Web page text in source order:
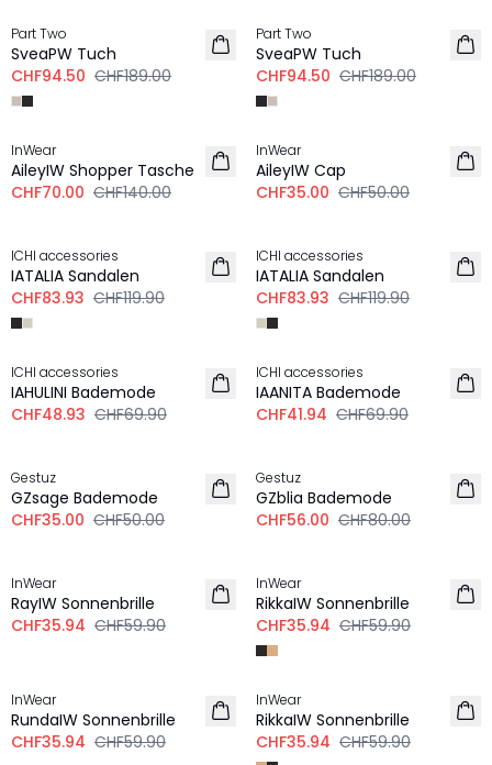
Part Two
SveaPW Tuch
CHF94.50 CHF189.00
Part Two
SveaPW Tuch
CHF94.50 CHF189.00
-50%
InWear
AileyIW Shopper Tasche
CHF70.00 CHF140.00
-30%
InWear
AileyIW Cap
CHF35.00 CHF50.00
ICHI accessories
IATALIA Sandalen
CHF83.93 CHF119.90
ICHI accessories
IATALIA Sandalen
CHF83.93 CHF119.90
-30%
ICHI accessories
IAHULINI Bademode
CHF48.93 CHF69.90
-40%
ICHI accessories
IAANITA Bademode
CHF41.94 CHF69.90
Gestuz
GZsage Bademode
CHF35.00 CHF50.00
Gestuz
GZblia Bademode
CHF56.00 CHF80.00
InWear
RayIW Sonnenbrille
CHF35.94 CHF59.90
InWear
RikkaIW Sonnenbrille
CHF35.94 CHF59.90
InWear
RundaIW Sonnenbrille
CHF35.94 CHF59.90
-40%
InWear
RikkaIW Sonnenbrille
CHF35.94 CHF59.90